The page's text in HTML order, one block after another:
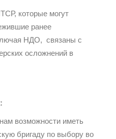
которые могут
ранее
НДО, связаны с
осложнений в
возможности иметь
бригаду по выбору во